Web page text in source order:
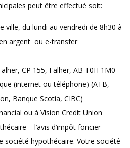
peut être effectué soit:
ville, du lundi au vendredi de 8h30 à
argent ou e-transfer
CP 155, Falher, AB T0H 1M0
(internet ou téléphone) (ATB,
Banque Scotia, CIBC)
ou à Vision Credit Union
– l’avis d’impôt foncier
société hypothécaire. Votre société